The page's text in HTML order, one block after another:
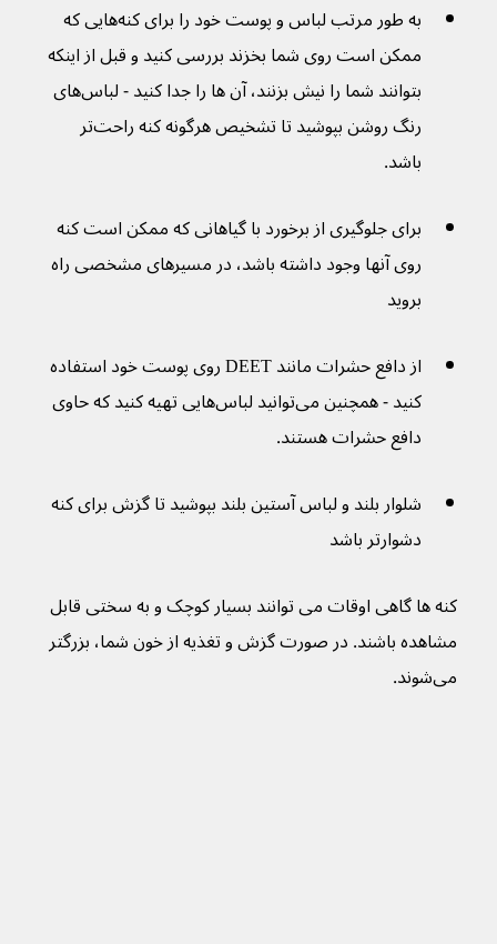
به طور مرتب لباس و پوست خود را برای کنه‌هایی که
ممکن است روی شما بخزند بررسی کنید و قبل از اینکه
بتوانند شما را نیش بزنند، آن ها را جدا کنید - لباس‌های
رنگ روشن بپوشید تا تشخیص هرگونه کنه راحت‌تر
باشد.
برای جلوگیری از برخورد با گیاهانی که ممکن است کنه
روی آنها وجود داشته باشد، در مسیرهای مشخصی راه
بروید
از دافع حشرات مانند DEET روی پوست خود استفاده
کنید - همچنین می‌توانید لباس‌هایی تهیه کنید که حاوی
دافع حشرات هستند.
شلوار بلند و لباس آستین بلند بپوشید تا گزش برای کنه
دشوارتر باشد
کنه ها گاهی اوقات می توانند بسیار کوچک و به سختی قابل
مشاهده باشند. در صورت گزش و تغذیه از خون شما، بزرگتر
می‌شوند.